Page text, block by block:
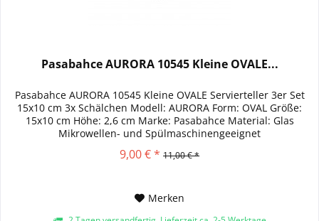
Pasabahce AURORA 10545 Kleine OVALE...
Pasabahce AURORA 10545 Kleine OVALE Servierteller 3er Set
15x10 cm 3x Schälchen Modell: AURORA Form: OVAL Größe:
15x10 cm Höhe: 2,6 cm Marke: Pasabahce Material: Glas
Mikrowellen- und Spülmaschinengeeignet
9,00 € * 11,00 € *
Merken